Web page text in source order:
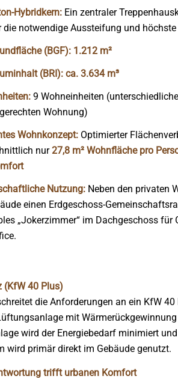
Hybridkern: Ein zentraler
die notwendige Aussteifung und
(BGF): 1.212 m²
(BRI): ca. 3.634 m³
9 Wohneinheiten
Wohnung)
Wohnkonzept: Optimierter
nur27,8 m² Wohnfläche pro
Nutzung: Neben den privaten
einen Erdgeschoss-
„Jokerzimmer“ im Dachgeschoss für
(KfW 40 Plus)
die Anforderungen an ein KfW 40
mit
wird der Energiebedarf minimiert
wird primär direkt im Gebäude genutzt.
trifft urbanen Komfort